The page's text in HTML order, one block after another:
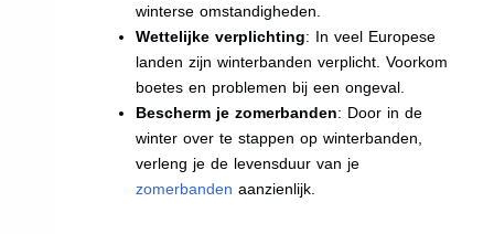
winterse omstandigheden.
Wettelijke verplichting: In veel Europese
landen zijn winterbanden verplicht. Voorkom
boetes en problemen bij een ongeval.
Bescherm je zomerbanden: Door in de
winter over te stappen op winterbanden,
verleng je de levensduur van je
zomerbanden aanzienlijk.